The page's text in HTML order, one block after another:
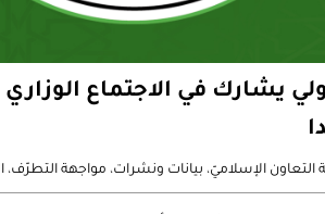
يشارك في الاجتماع
الإسلاميّ، بيانات ونشرات، مواجهة التطرّف،